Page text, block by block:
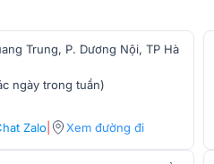
Trung, P. Dương Nội, TP Hà
ngày trong tuần)
Zalo| Xem đường đi